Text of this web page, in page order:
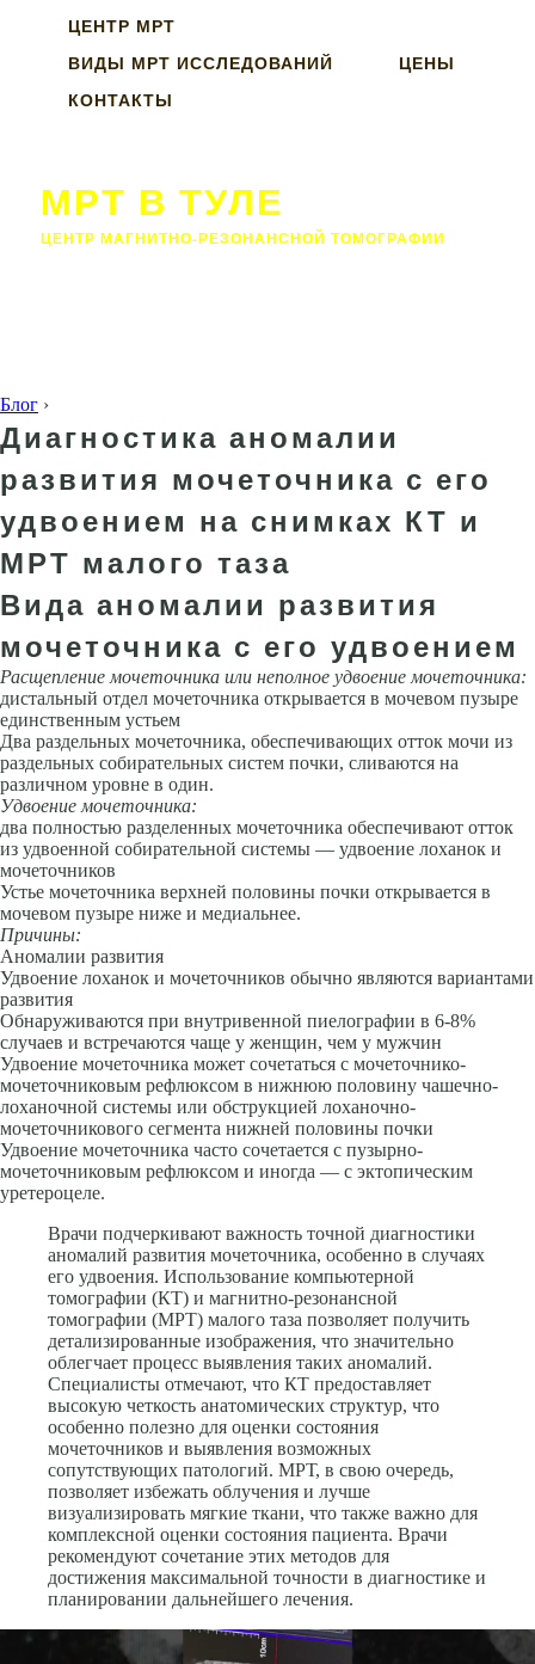
ЦЕНТР МРТ
ВИДЫ МРТ ИССЛЕДОВАНИЙ
ЦЕНЫ
КОНТАКТЫ
МРТ В ТУЛЕ
ЦЕНТР МАГНИТНО-РЕЗОНАНСНОЙ ТОМОГРАФИИ
Блог ›
Диагностика аномалии
развития мочеточника с его
удвоением на снимках КТ и
МРТ малого таза
Вида аномалии развития
мочеточника с его удвоением
Расщепление мочеточника или неполное удвоение мочеточника:
дистальный отдел мочеточника открывается в мочевом пузыре
единственным устьем
Два раздельных мочеточника, обеспечивающих отток мочи из
раздельных собирательных систем почки, сливаются на
различном уровне в один.
Удвоение мочеточника:
два полностью разделенных мочеточника обеспечивают отток
из удвоенной собирательной системы — удвоение лоханок и
мочеточников
Устье мочеточника верхней половины почки открывается в
мочевом пузыре ниже и медиальнее.
Причины:
Аномалии развития
Удвоение лоханок и мочеточников обычно являются вариантами
развития
Обнаруживаются при внутривенной пиелографии в 6-8%
случаев и встречаются чаще у женщин, чем у мужчин
Удвоение мочеточника может сочетаться с мочеточнико-
мочеточниковым рефлюксом в нижнюю половину чашечно-
лоханочной системы или обструкцией лоханочно-
мочеточникового сегмента нижней половины почки
Удвоение мочеточника часто сочетается с пузырно-
мочеточниковым рефлюксом и иногда — с эктопическим
уретероцеле.
Врачи подчеркивают важность точной диагностики
аномалий развития мочеточника, особенно в случаях
его удвоения. Использование компьютерной
томографии (КТ) и магнитно-резонансной
томографии (МРТ) малого таза позволяет получить
детализированные изображения, что значительно
облегчает процесс выявления таких аномалий.
Специалисты отмечают, что КТ предоставляет
высокую четкость анатомических структур, что
особенно полезно для оценки состояния
мочеточников и выявления возможных
сопутствующих патологий. МРТ, в свою очередь,
позволяет избежать облучения и лучше
визуализировать мягкие ткани, что также важно для
комплексной оценки состояния пациента. Врачи
рекомендуют сочетание этих методов для
достижения максимальной точности в диагностике и
планировании дальнейшего лечения.